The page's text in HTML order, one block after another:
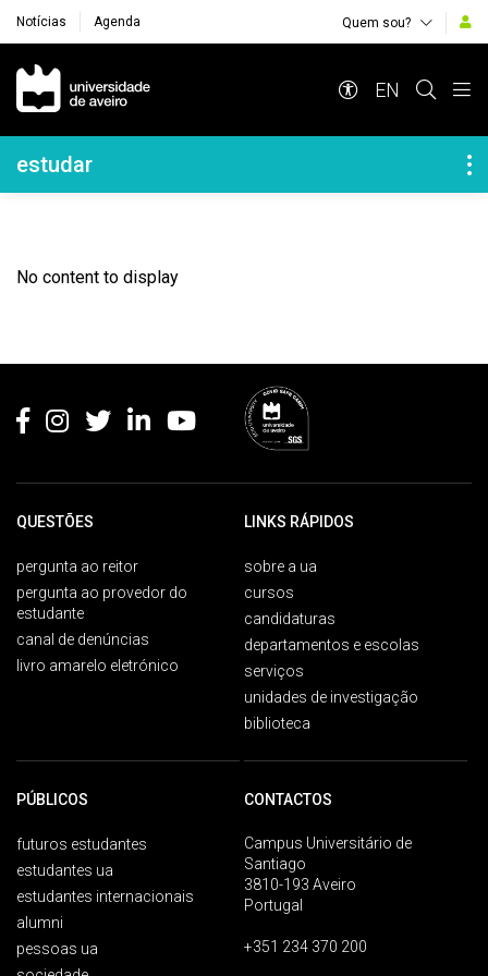
Notícias Agenda Quem sou?
Navegação Principal
EN
Navegação Lateral
estudar
No content to display
QUESTÕES
pergunta ao reitor
pergunta ao provedor do
estudante
canal de denúncias
livro amarelo eletrónico
LINKS RÁPIDOS
sobre a ua
cursos
candidaturas
departamentos e escolas
serviços
unidades de investigação
biblioteca
PÚBLICOS
futuros estudantes
estudantes ua
estudantes internacionais
alumni
pessoas ua
CONTACTOS
Campus Universitário de
Santiago
3810-193 Aveiro
Portugal
+351 234 370 200